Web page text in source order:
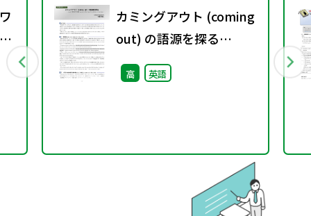
カミングアウト (coming
out) の語源を探る
―closet に関わる2つの
表現 come out of the
高 英語